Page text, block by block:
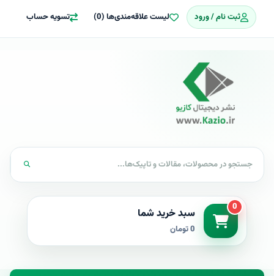
ثبت نام / ورود لیست علاقه‌مندی‌ها (0) تسویه حساب
0 سبد خرید شما
0 تومان